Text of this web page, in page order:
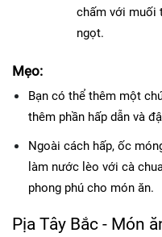
chấm với muối
ngọt.
Mẹo:
Bạn có thể thêm một
thêm phần hấp dẫn và
Ngoài cách hấp, ốc
làm nước lèo với cà
phong phú cho món ăn.
Pịa Tây Bắc - Món